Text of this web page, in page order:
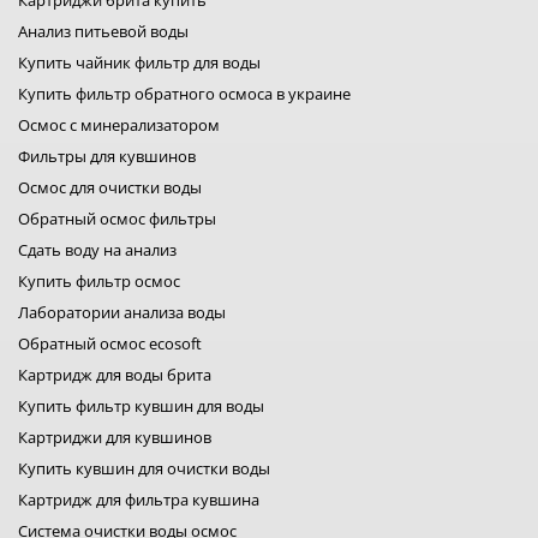
купить фильтр для воды атолл
bluefilters картриджи
картриджи брита
фильтры для воды bwt
фильтры filter1
лидер фильтр
лидер комфорт
фильтры для воды organic
фильтры raifil
ustm картридж
гейзер фильтр для воды
фильтр новая вода
фильтр роса
фильтры свод
фильтр для воды
фильтры аквафильтр
аквафор кувшины
Анализ питьевой воды
Купить чайник фильтр для воды
Купить фильтр обратного осмоса в украине
Осмос с минерализатором
Фильтры для кувшинов
Осмос для очистки воды
Обратный осмос фильтры
Сдать воду на анализ
Купить фильтр осмос
Лаборатории анализа воды
Обратный осмос ecosoft
Картридж для воды брита
Купить фильтр кувшин для воды
Картриджи для кувшинов
Купить кувшин для очистки воды
Картридж для фильтра кувшина
Система очистки воды осмос